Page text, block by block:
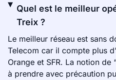
Quel est le meilleur
Treix ?
Le meilleur réseau est sans
Telecom car il compte plus
Orange et SFR. La notion de
à prendre avec précaution